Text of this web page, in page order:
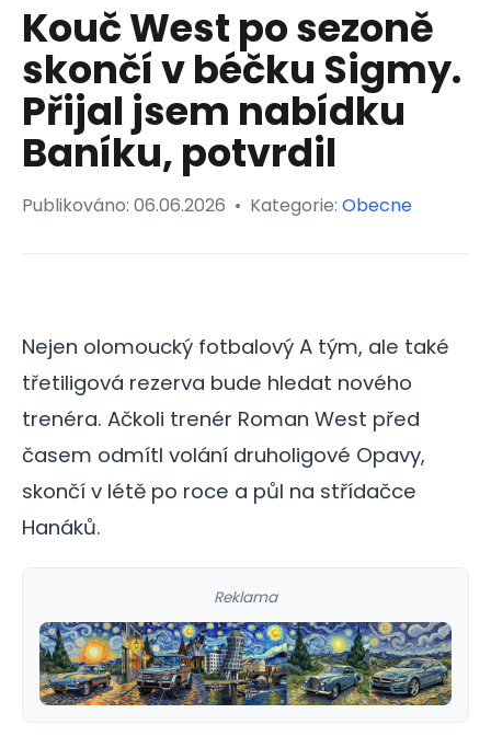
Kouč West po sezoně
skončí v béčku Sigmy.
Přijal jsem nabídku
Baníku, potvrdil
Publikováno: 06.06.2026 • Kategorie: Obecne
Nejen olomoucký fotbalový A tým, ale také
třetiligová rezerva bude hledat nového
trenéra. Ačkoli trenér Roman West před
časem odmítl volání druholigové Opavy,
skončí v létě po roce a půl na střídačce
Hanáků.
Reklama